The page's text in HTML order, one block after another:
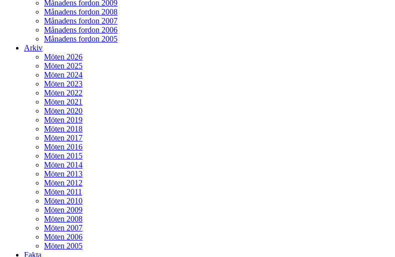
Månadens fordon 2009
Månadens fordon 2008
Månadens fordon 2007
Månadens fordon 2006
Månadens fordon 2005
Arkiv
Möten 2026
Möten 2025
Möten 2024
Möten 2023
Möten 2022
Möten 2021
Möten 2020
Möten 2019
Möten 2018
Möten 2017
Möten 2016
Möten 2015
Möten 2014
Möten 2013
Möten 2012
Möten 2011
Möten 2010
Möten 2009
Möten 2008
Möten 2007
Möten 2006
Möten 2005
Fakta